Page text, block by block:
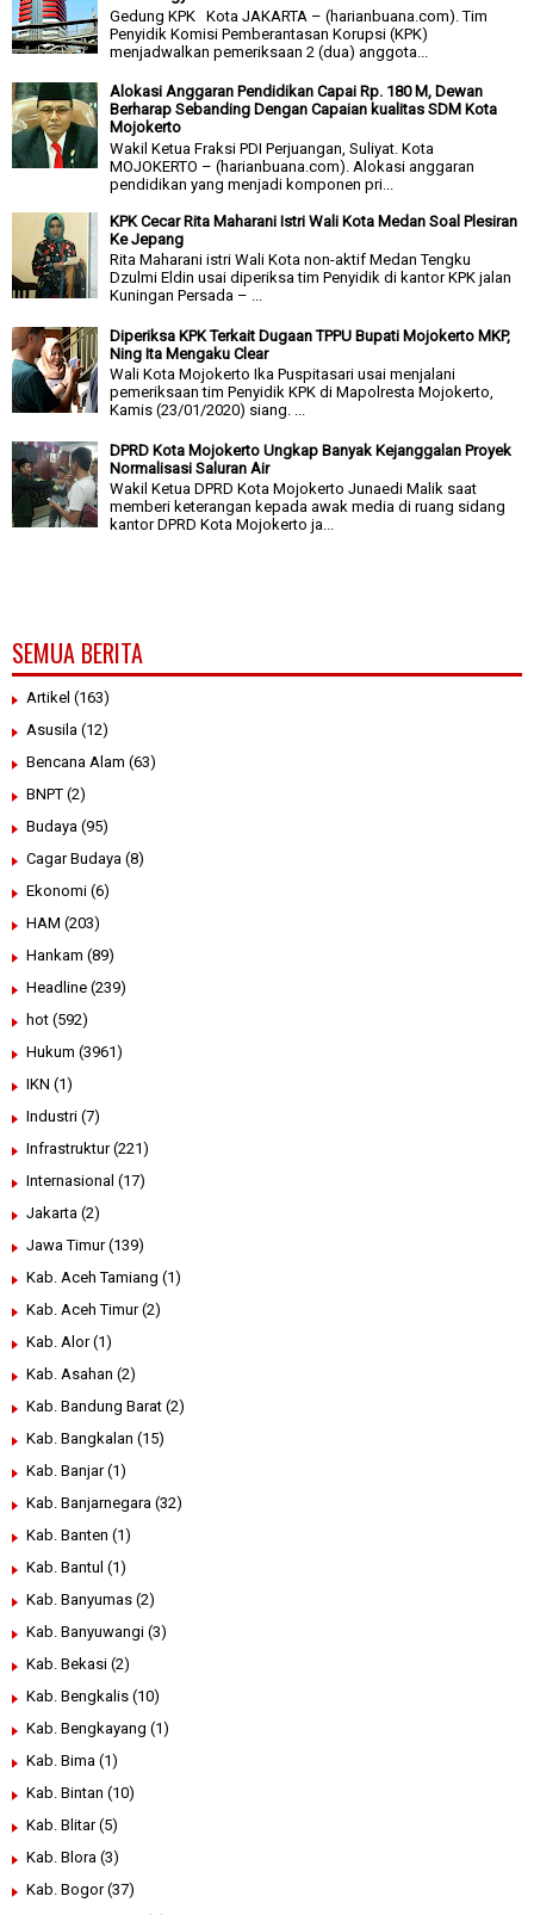
Gedung KPK Kota JAKARTA – (harianbuana.com). Tim
Penyidik Komisi Pemberantasan Korupsi (KPK)
menjadwalkan pemeriksaan 2 (dua) anggota...
Alokasi Anggaran Pendidikan Capai Rp. 180 M, Dewan
Berharap Sebanding Dengan Capaian kualitas SDM Kota
Mojokerto
Wakil Ketua Fraksi PDI Perjuangan, Suliyat. Kota
MOJOKERTO – (harianbuana.com). Alokasi anggaran
pendidikan yang menjadi komponen pri...
KPK Cecar Rita Maharani Istri Wali Kota Medan Soal Plesiran
Ke Jepang
Rita Maharani istri Wali Kota non-aktif Medan Tengku
Dzulmi Eldin usai diperiksa tim Penyidik di kantor KPK jalan
Kuningan Persada – ...
Diperiksa KPK Terkait Dugaan TPPU Bupati Mojokerto MKP,
Ning Ita Mengaku Clear
Wali Kota Mojokerto Ika Puspitasari usai menjalani
pemeriksaan tim Penyidik KPK di Mapolresta Mojokerto,
Kamis (23/01/2020) siang. ...
DPRD Kota Mojokerto Ungkap Banyak Kejanggalan Proyek
Normalisasi Saluran Air
Wakil Ketua DPRD Kota Mojokerto Junaedi Malik saat
memberi keterangan kepada awak media di ruang sidang
kantor DPRD Kota Mojokerto ja...
SEMUA BERITA
Artikel (163)
Asusila (12)
Bencana Alam (63)
BNPT (2)
Budaya (95)
Cagar Budaya (8)
Ekonomi (6)
HAM (203)
Hankam (89)
Headline (239)
hot (592)
Hukum (3961)
IKN (1)
Industri (7)
Infrastruktur (221)
Internasional (17)
Jakarta (2)
Jawa Timur (139)
Kab. Aceh Tamiang (1)
Kab. Aceh Timur (2)
Kab. Alor (1)
Kab. Asahan (2)
Kab. Bandung Barat (2)
Kab. Bangkalan (15)
Kab. Banjar (1)
Kab. Banjarnegara (32)
Kab. Banten (1)
Kab. Bantul (1)
Kab. Banyumas (2)
Kab. Banyuwangi (3)
Kab. Bekasi (2)
Kab. Bengkalis (10)
Kab. Bengkayang (1)
Kab. Bima (1)
Kab. Bintan (10)
Kab. Blitar (5)
Kab. Blora (3)
Kab. Bogor (37)